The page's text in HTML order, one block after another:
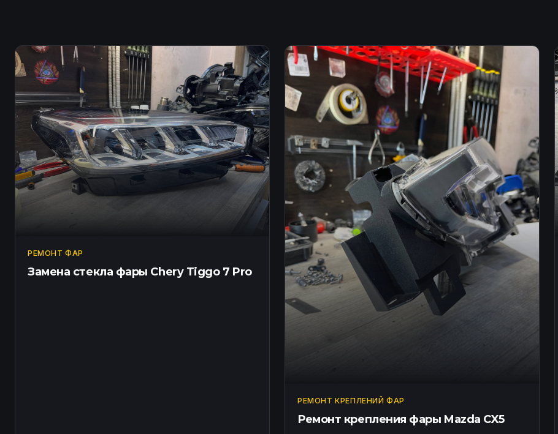
РЕМОНТ ФАР
Замена стекла фары Chery Tiggo 7 Pro
РЕМОНТ КРЕПЛЕНИЙ ФАР
Ремонт крепления фары Mazda CX5